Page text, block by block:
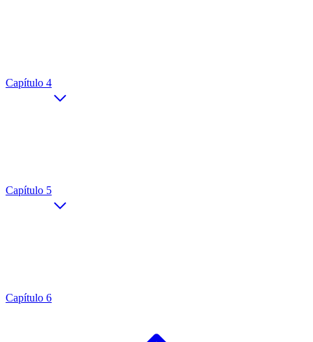
Capítulo 4
Capítulo 5
Capítulo 6